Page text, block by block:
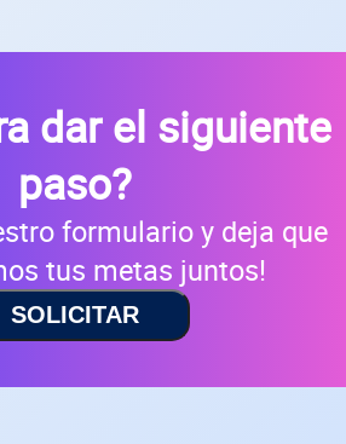
dar el siguiente
paso?
formulario y deja que
tus metas juntos!
SOLICITAR